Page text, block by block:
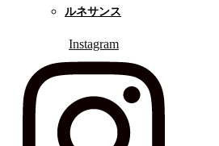
ルネサンス
Instagram